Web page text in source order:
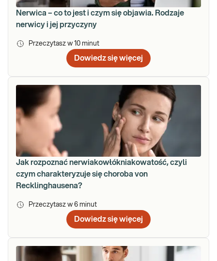
Nerwica – co to jest i czym się objawia. Rodzaje
nerwicy i jej przyczyny
Przeczytasz w 10 minut
Dowiedz się więcej
Jak rozpoznać nerwiakowłókniakowatość, czyli
czym charakteryzuje się choroba von
Recklinghausena?
Przeczytasz w 6 minut
Dowiedz się więcej